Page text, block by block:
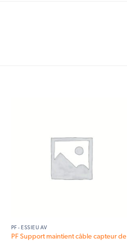
PF - ESSIEU AV
PF Support maintient câble capteur de